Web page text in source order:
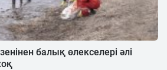
балық өлекселері әлі